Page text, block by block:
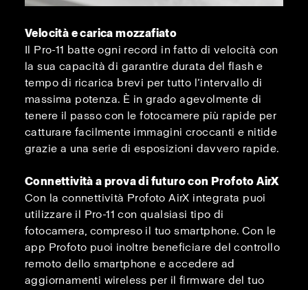
Velocità e carica mozzafiato
Il Pro-11 batte ogni record in fatto di velocità con
la sua capacità di garantire durata del flash e
tempo di ricarica brevi per tutto l’intervallo di
massima potenza. È in grado agevolmente di
tenere il passo con le fotocamere più rapide per
catturare facilmente immagini croccanti e nitide
grazie a una serie di esposizioni davvero rapide.
Connettività a prova di futuro con Profoto AirX
Con la connettività Profoto AirX integrata puoi
utilizzare il Pro-11 con qualsiasi tipo di
fotocamera, compreso il tuo smartphone. Con le
app Profoto puoi inoltre beneficiare del controllo
remoto dello smartphone e accedere ad
aggiornamenti wireless per il firmware del tuo